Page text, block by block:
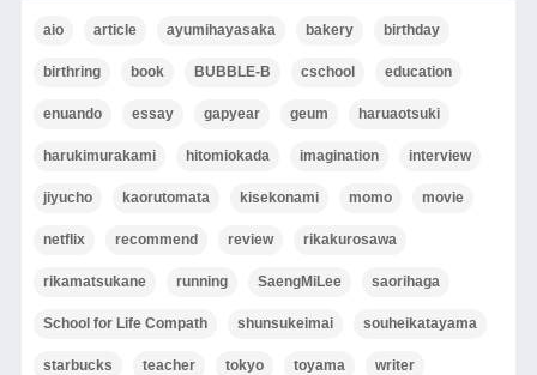
aio article ayumihayasaka bakery birthday
birthring book BUBBLE-B cschool education
enuando essay gapyear geum haruaotsuki
harukimurakami hitomiokada imagination interview
jiyucho kaorutomata kisekonami momo movie
netflix recommend review rikakurosawa
rikamatsukane running SaengMiLee saorihaga
School for Life Compath shunsukeimai souheikatayama
starbucks teacher tokyo toyama writer